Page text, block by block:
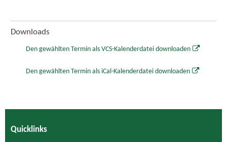
Downloads
Den gewählten Termin als VCS-Kalenderdatei downloaden
Den gewählten Termin als iCal-Kalenderdatei downloaden
Quicklinks